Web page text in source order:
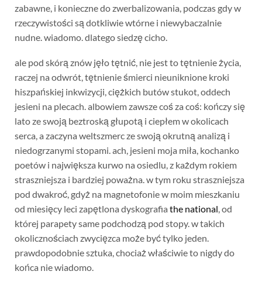
zabawne, i konieczne do zwerbalizowania, podczas gdy w
rzeczywistości są dotkliwie wtórne i niewybaczalnie
nudne. wiadomo. dlatego siedzę cicho.
ale pod skórą znów jęło tętnić, nie jest to tętnienie życia,
raczej na odwrót, tętnienie śmierci nieuniknione kroki
hiszpańskiej inkwizycji, ciężkich butów stukot, oddech
jesieni na plecach. albowiem zawsze coś za coś: kończy się
lato ze swoją beztroską głupotą i ciepłem w okolicach
serca, a zaczyna weltszmerc ze swoją okrutną analizą i
niedogrzanymi stopami. ach, jesieni moja miła, kochanko
poetów i największa kurwo na osiedlu, z każdym rokiem
straszniejsza i bardziej poważna. w tym roku straszniejsza
pod dwakroć, gdyż na magnetofonie w moim mieszkaniu
od miesięcy leci zapętlona dyskografia the national, od
której parapety same podchodzą pod stopy. w takich
okolicznościach zwycięzca może być tylko jeden.
prawdopodobnie sztuka, chociaż właściwie to nigdy do
końca nie wiadomo.